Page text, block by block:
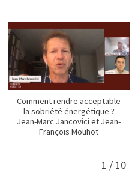
Comment rendre acceptable
la sobriété énergétique ?
Jean-Marc Jancovici et Jean-
François Mouhot
1 / 10